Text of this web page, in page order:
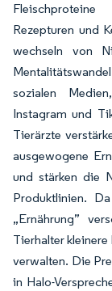
Rezepturen und
wechseln von
sozialen
Instagram und
Tierärzte
ausgewogene
und stärken die
Produktlinien.
„Ernährung”
Tierhalter
verwalten. Die
in Halo-